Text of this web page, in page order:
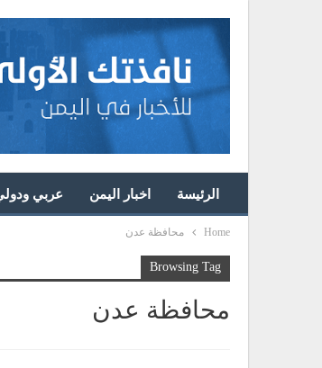
الرئيسة اخبار اليمن عربي
Home محافظة عدن
Browsing Tag
محافظة عدن